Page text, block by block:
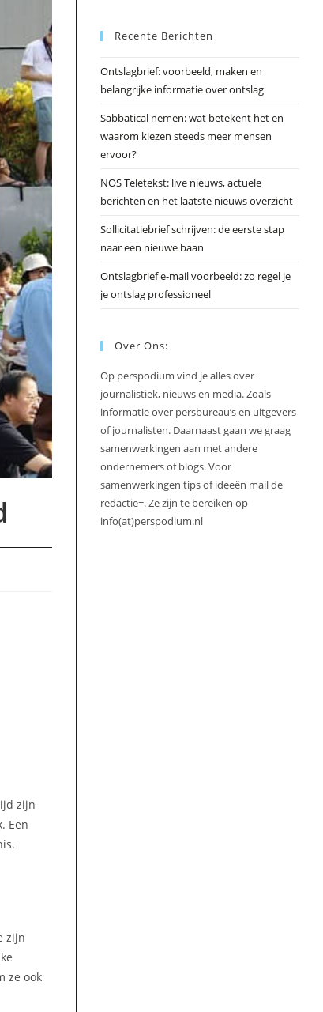
zijn
Een
zijn
ze ook
Recente Berichten
Ontslagbrief: voorbeeld, maken en
belangrijke informatie over ontslag
Sabbatical nemen: wat betekent het en
waarom kiezen steeds meer mensen
ervoor?
NOS Teletekst: live nieuws, actuele
berichten en het laatste nieuws overzicht
Sollicitatiebrief schrijven: de eerste stap
naar een nieuwe baan
Ontslagbrief e-mail voorbeeld: zo regel je
je ontslag professioneel
Over Ons:
Op perspodium vind je alles over
journalistiek, nieuws en media. Zoals
informatie over persbureau’s en uitgevers
of journalisten. Daarnaast gaan we graag
samenwerkingen aan met andere
ondernemers of blogs. Voor
samenwerkingen tips of ideeën mail de
redactie=. Ze zijn te bereiken op
info(at)perspodium.nl